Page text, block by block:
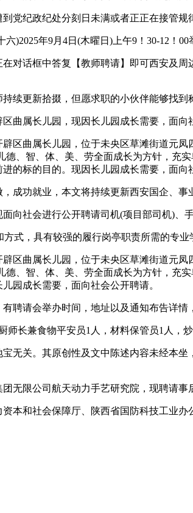
纪政纪处分刻日未满或者正正在接管规
年9月4日(木曜日)上午9！30-12！00
话框中答复【教师聘请】即可西安及周
更新拾掇，但愿求职的小伙伴能够找到
属长儿园，现因长儿园成长需要，面向
曲属长儿园，位于未央区草滩街道元凤
德、智、体、美、劳全面成长为方针，
的标的目的。现因长儿园成长需要，面向
功就业，本文将持续更新西安国企、事
社会进行公开聘请司机(项目部司机)、手
，具有较强的履行岗亭职责所需的专业
曲属长儿园，位于未央区草滩街道元凤
德、智、体、美、劳全面成长为方针，
园成长需要，面向社会公开聘请。
请会举办时间，地址以及通知布告详情
兼食物平安员1人，材料保管员1人，炒
关。其原创性及文中陈述内容未经本坐
限公司航天动力手艺研究院，现聘请事
和社会保障厅、陕西省国防科技工业办